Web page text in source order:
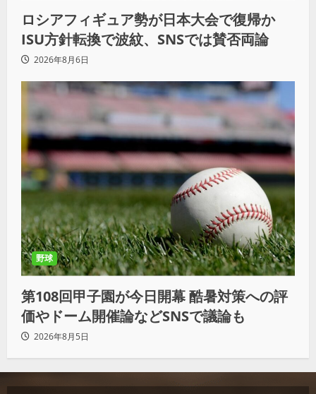
ロシアフィギュア勢が日本大会で復帰か
ISU方針転換で波紋、SNSでは賛否両論
2026年8月6日
野球
第108回甲子園が今日開幕 酷暑対策への評
価やドーム開催論などSNSで議論も
2026年8月5日